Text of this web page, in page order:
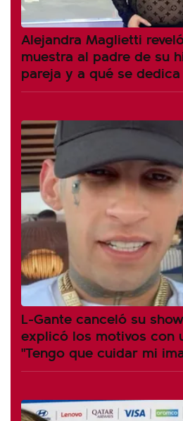
Alejandra Maglietti
muestra al padre de su
pareja y a qué se dedica
L-Gante canceló su
explicó los motivos con
"Tengo que cuidar mi